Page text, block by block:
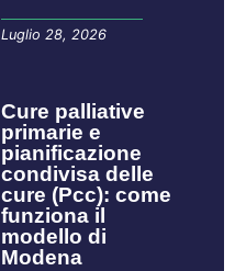
Luglio 28, 2026
Cure palliative
primarie e
pianificazione
condivisa delle
cure (Pcc): come
funziona il
modello di
Modena